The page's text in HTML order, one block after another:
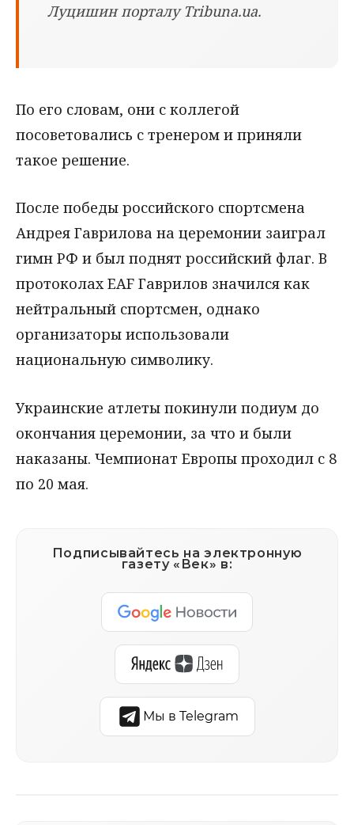
Луцишин порталу Tribuna.ua.
По его словам, они с коллегой
посоветовались с тренером и приняли
такое решение.
После победы российского спортсмена
Андрея Гаврилова на церемонии заиграл
гимн РФ и был поднят российский флаг. В
протоколах EAF Гаврилов значился как
нейтральный спортсмен, однако
организаторы использовали
национальную символику.
Украинские атлеты покинули подиум до
окончания церемонии, за что и были
наказаны. Чемпионат Европы проходил с 8
по 20 мая.
Подписывайтесь на электронную
газету «Век» в:
Мы в Telegram